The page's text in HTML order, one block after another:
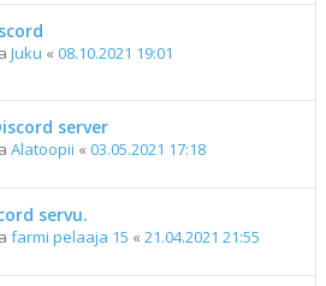
Juku « 08.10.2021 19:01
server
Alatoopii « 03.05.2021 17:18
servu.
farmi pelaaja 15 « 21.04.2021 21:55